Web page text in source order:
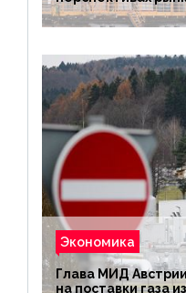
Экономика
Глава МИД
на поставки газа